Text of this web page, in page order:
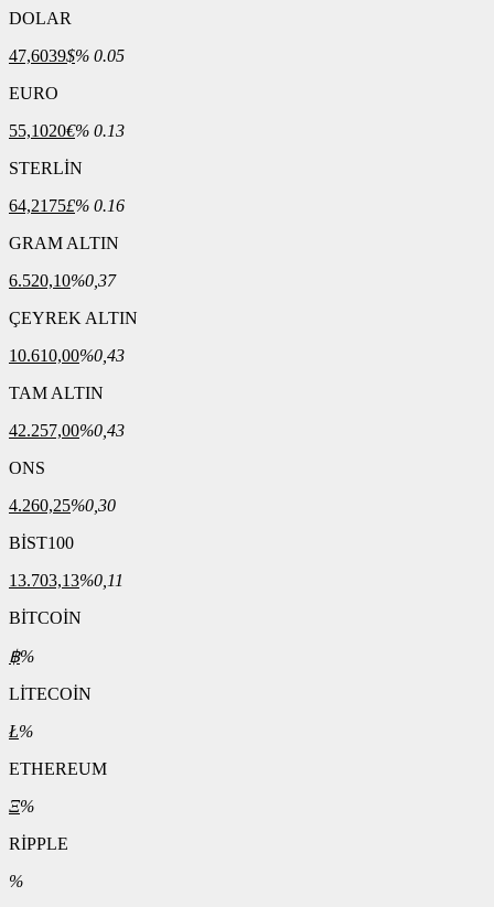
DOLAR
47,6039$% 0.05
EURO
55,1020€% 0.13
STERLİN
64,2175£% 0.16
GRAM ALTIN
6.520,10%0,37
ÇEYREK ALTIN
10.610,00%0,43
TAM ALTIN
42.257,00%0,43
ONS
4.260,25%0,30
BİST100
13.703,13%0,11
BİTCOİN
฿%
LİTECOİN
Ł%
ETHEREUM
Ξ%
RİPPLE
%